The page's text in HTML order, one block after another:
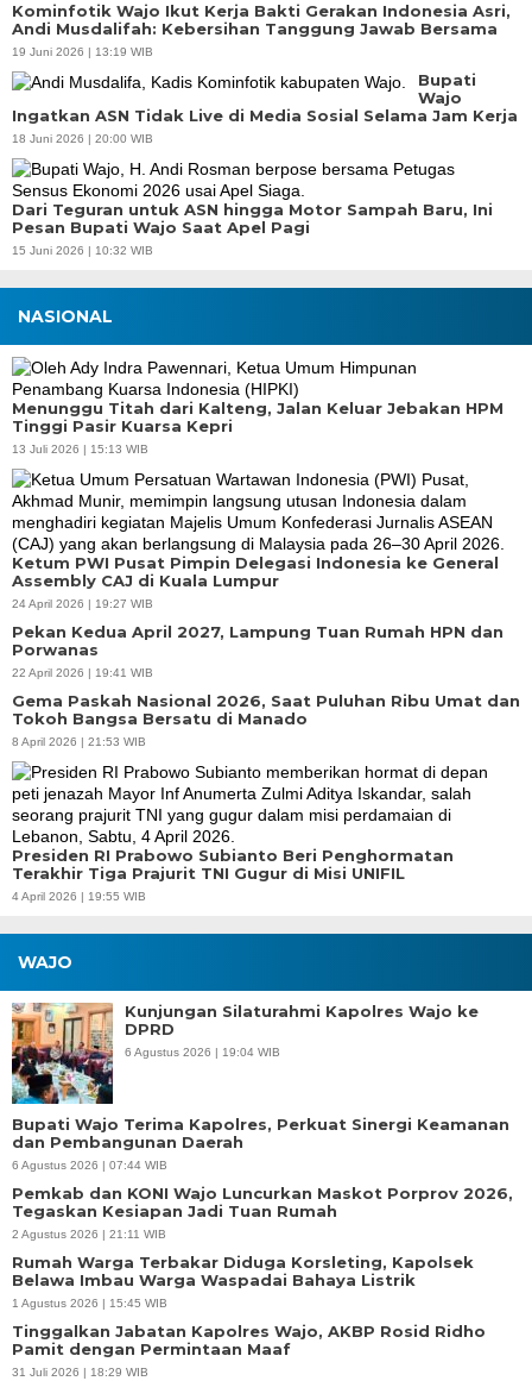
Kominfotik Wajo Ikut Kerja Bakti Gerakan Indonesia Asri,
Andi Musdalifah: Kebersihan Tanggung Jawab Bersama
19 Juni 2026 | 13:19 WIB
Bupati
Wajo
Ingatkan ASN Tidak Live di Media Sosial Selama Jam Kerja
18 Juni 2026 | 20:00 WIB
Dari Teguran untuk ASN hingga Motor Sampah Baru, Ini
Pesan Bupati Wajo Saat Apel Pagi
15 Juni 2026 | 10:32 WIB
NASIONAL
Menunggu Titah dari Kalteng, Jalan Keluar Jebakan HPM
Tinggi Pasir Kuarsa Kepri
13 Juli 2026 | 15:13 WIB
Ketum PWI Pusat Pimpin Delegasi Indonesia ke General
Assembly CAJ di Kuala Lumpur
24 April 2026 | 19:27 WIB
Pekan Kedua April 2027, Lampung Tuan Rumah HPN dan
Porwanas
22 April 2026 | 19:41 WIB
Gema Paskah Nasional 2026, Saat Puluhan Ribu Umat dan
Tokoh Bangsa Bersatu di Manado
8 April 2026 | 21:53 WIB
Presiden RI Prabowo Subianto Beri Penghormatan
Terakhir Tiga Prajurit TNI Gugur di Misi UNIFIL
4 April 2026 | 19:55 WIB
WAJO
Kunjungan Silaturahmi Kapolres Wajo ke
DPRD
6 Agustus 2026 | 19:04 WIB
Bupati Wajo Terima Kapolres, Perkuat Sinergi Keamanan
dan Pembangunan Daerah
6 Agustus 2026 | 07:44 WIB
Pemkab dan KONI Wajo Luncurkan Maskot Porprov 2026,
Tegaskan Kesiapan Jadi Tuan Rumah
2 Agustus 2026 | 21:11 WIB
Rumah Warga Terbakar Diduga Korsleting, Kapolsek
Belawa Imbau Warga Waspadai Bahaya Listrik
1 Agustus 2026 | 15:45 WIB
Tinggalkan Jabatan Kapolres Wajo, AKBP Rosid Ridho
Pamit dengan Permintaan Maaf
31 Juli 2026 | 18:29 WIB